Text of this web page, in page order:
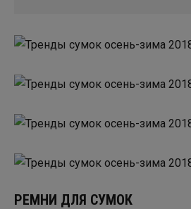
РЕМНИ ДЛЯ СУМОК